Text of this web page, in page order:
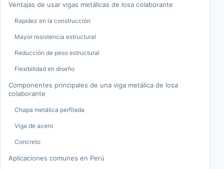
Ventajas de usar vigas metálicas de losa colaborante
Rapidez en la construcción
Mayor resistencia estructural
Reducción de peso estructural
Flexibilidad en diseño
Componentes principales de una viga metálica de losa
colaborante
Chapa metálica perfilada
Viga de acero
Concreto
Aplicaciones comunes en Perú